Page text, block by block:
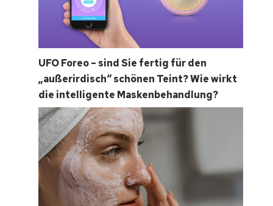
UFO Foreo – sind Sie fertig für den
„außerirdisch“ schönen Teint? Wie wirkt
die intelligente Maskenbehandlung?